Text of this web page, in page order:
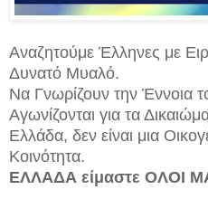
Αναζητούμε Έλληνες με
Δυνατό Μυαλό.
Να Γνωρίζουν την Έννοια
Αγωνίζονται για τα
Ελλάδα, δεν είναι μια
Κοινότητα.
ΕΛΛΑΔΑ είμαστε ΟΛΟΙ